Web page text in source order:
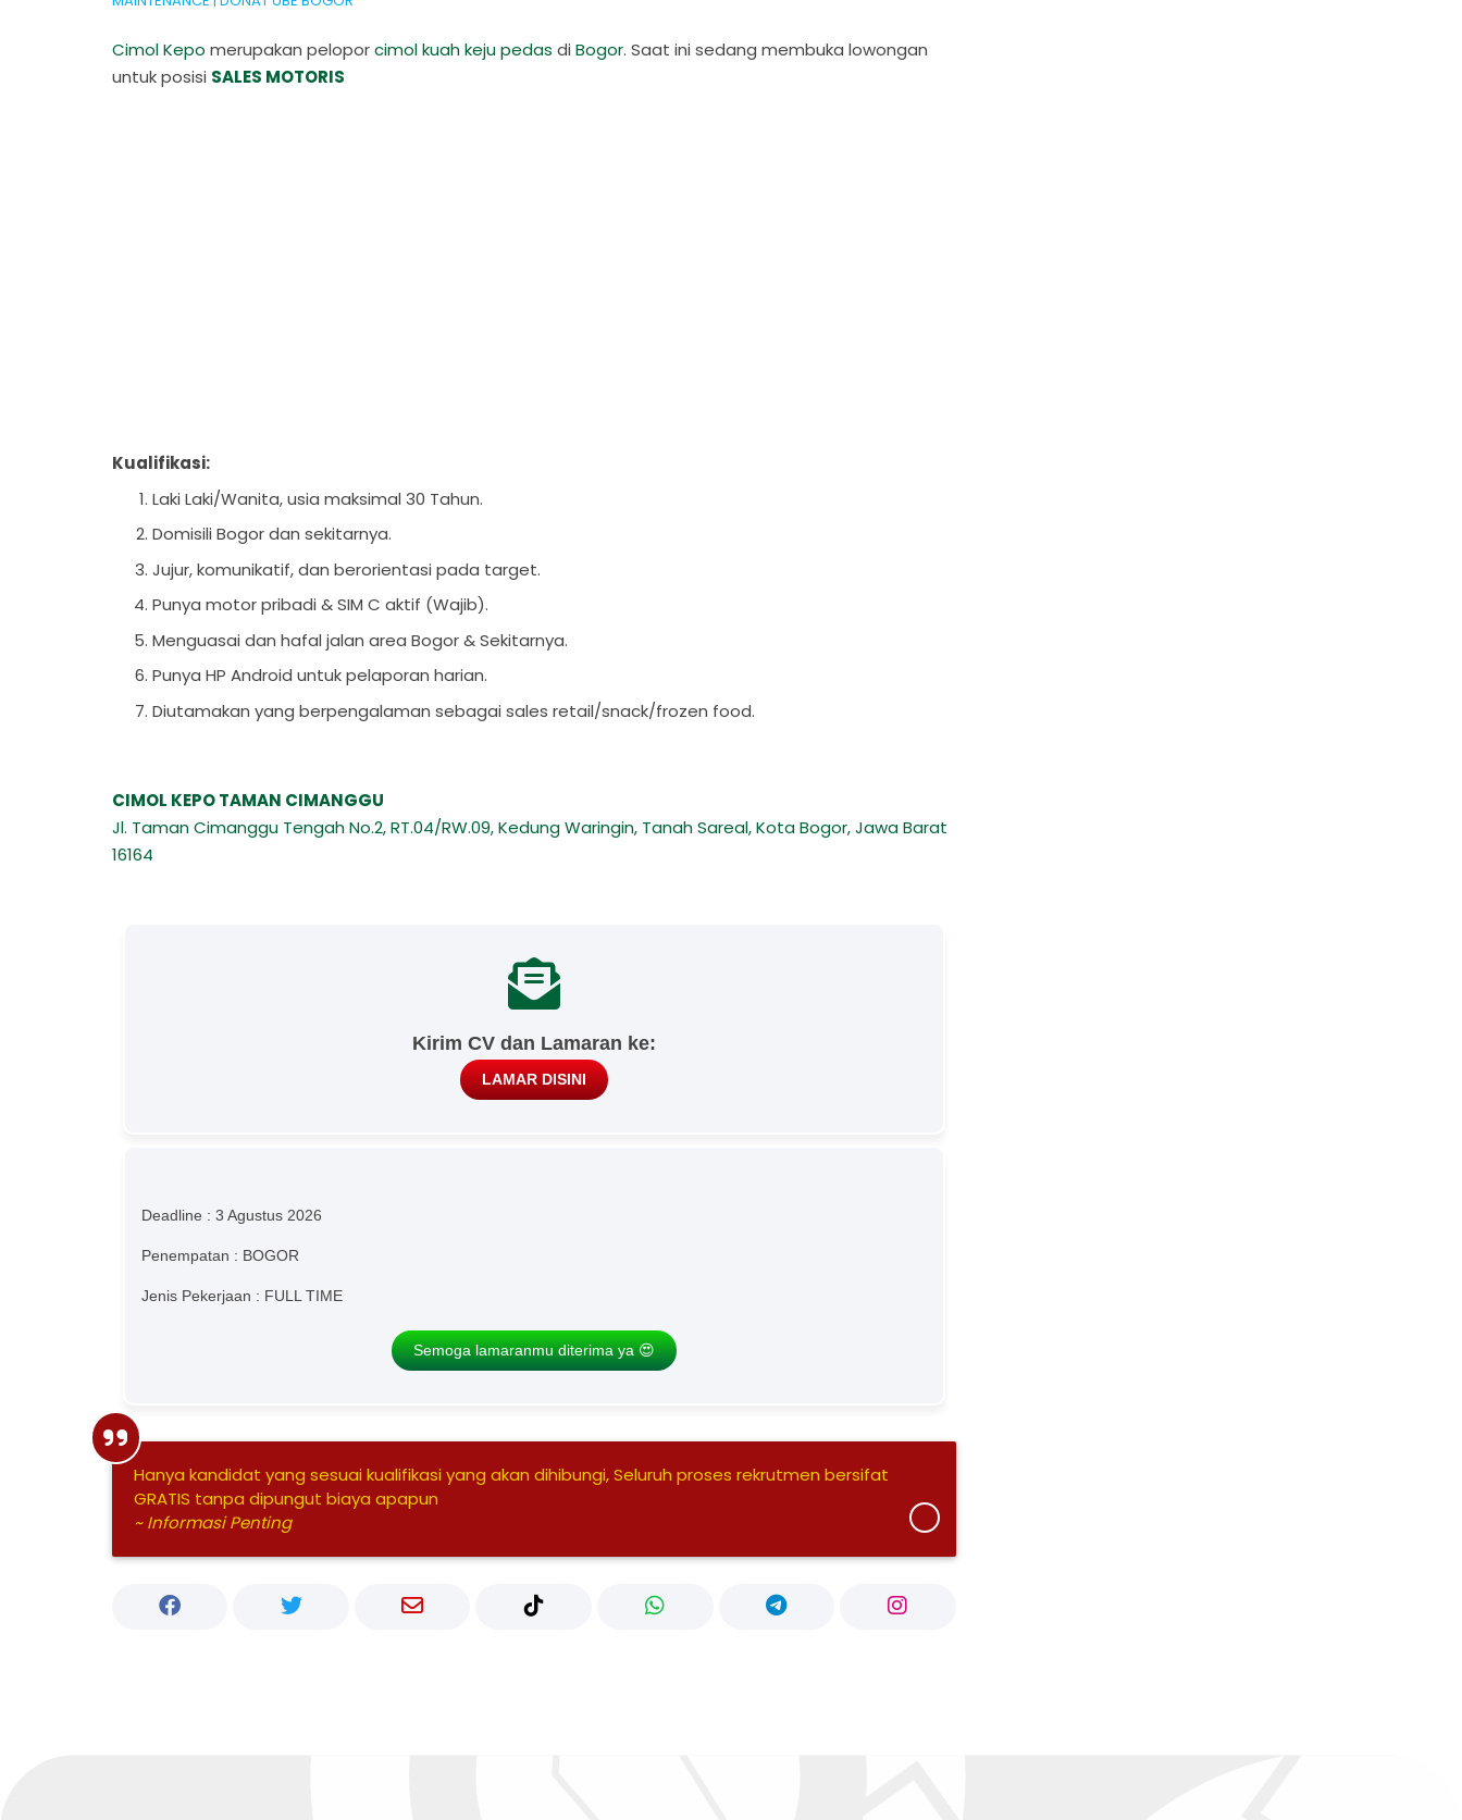
Cimol Kepo merupakan peloporcimol kuah keju pedas di Bogor. Saat ini sedang membuka lowongan
untuk posisi SALES MOTORIS
Kualifikasi:
Laki Laki/Wanita, usia maksimal 30 Tahun.
Domisili Bogor dan sekitarnya.
Jujur, komunikatif, dan berorientasi pada target.
Punya motor pribadi & SIM C aktif (Wajib).
Menguasai dan hafal jalan area Bogor & Sekitarnya.
Punya HP Android untuk pelaporan harian.
Diutamakan yang berpengalaman sebagai sales retail/snack/frozen food.
CIMOL KEPO TAMAN CIMANGGU
Jl. Taman Cimanggu Tengah No.2, RT.04/RW.09, Kedung Waringin, Tanah Sareal, Kota Bogor, Jawa Barat
16164
Kirim CV dan Lamaran ke:
LAMAR DISINI
Deadline : 3 Agustus 2026
Penempatan : BOGOR
Jenis Pekerjaan : FULL TIME
Semoga lamaranmu diterima ya 😍
Hanya kandidat yang sesuai kualifikasi yang akan dihibungi, Seluruh proses rekrutmen bersifat
GRATIS tanpa dipungut biaya apapun
~ Informasi Penting